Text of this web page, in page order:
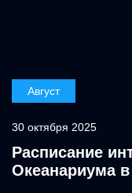
Август
30 октября 2025
Расписание
Океанариума